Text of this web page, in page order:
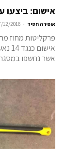
אישום: ביצעו
אופירה חסיד -
12/2016
פרקליטות מחוז
אשר נחשפו